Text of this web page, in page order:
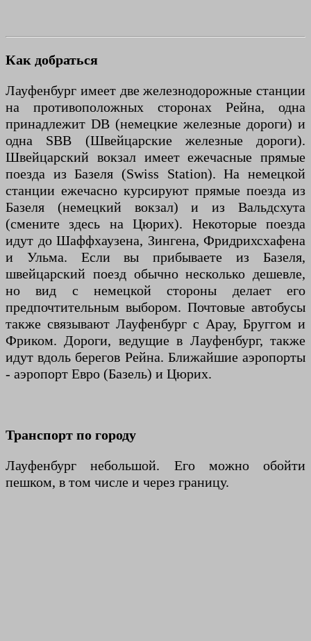
Как добраться
Лауфенбург имеет две железнодорожные станции
на противоположных сторонах Рейна, одна
принадлежит DB (немецкие железные дороги) и
одна SBB (Швейцарские железные дороги).
Швейцарский вокзал имеет ежечасные прямые
поезда из Базеля (Swiss Station). На немецкой
станции ежечасно курсируют прямые поезда из
Базеля (немецкий вокзал) и из Вальдсхута
(смените здесь на Цюрих). Некоторые поезда
идут до Шаффхаузена, Зингена, Фридрихсхафена
и Ульма. Если вы прибываете из Базеля,
швейцарский поезд обычно несколько дешевле,
но вид с немецкой стороны делает его
предпочтительным выбором. Почтовые автобусы
также связывают Лауфенбург с Арау, Бруггом и
Фриком. Дороги, ведущие в Лауфенбург, также
идут вдоль берегов Рейна. Ближайшие аэропорты
- аэропорт Евро (Базель) и Цюрих.
Транспорт по городу
Лауфенбург небольшой. Его можно обойти
пешком, в том числе и через границу.